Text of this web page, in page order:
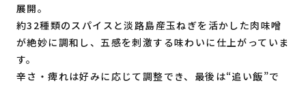
展開。
約32種類のスパイスと淡路島産玉ねぎを活かした肉味噌
が絶妙に調和し、五感を刺激する味わいに仕上がっていま
す。
辛さ・痺れは好みに応じて調整でき、最後は“追い飯”で